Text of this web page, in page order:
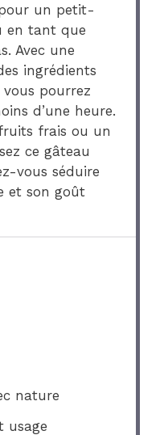
un petit-
en tant que
Avec une
ingrédients
vous pourrez
d’une heure.
frais ou un
ce gâteau
vous séduire
et son goût
nature
usage